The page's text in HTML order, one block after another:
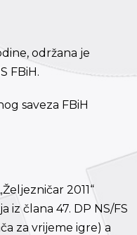
održana je
FBiH.
saveza FBiH
2011“
iz člana 47. DP NS/FS
za vrijeme igre) a